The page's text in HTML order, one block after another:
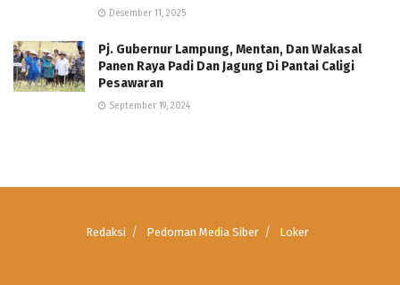
Desember 11, 2025
Pj. Gubernur Lampung, Mentan, Dan Wakasal
Panen Raya Padi Dan Jagung Di Pantai Caligi
Pesawaran
September 19, 2024
Redaksi Pedoman Media Siber Loker